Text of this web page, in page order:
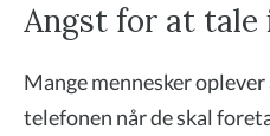
Angst for at tale
Mange mennesker
telefonen når de skal